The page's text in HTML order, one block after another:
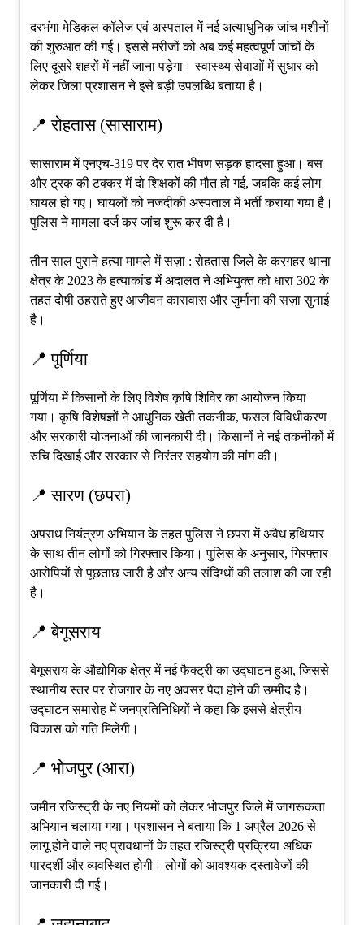
दरभंगा मेडिकल कॉलेज एवं अस्पताल में नई अत्याधुनिक जांच मशीनों
की शुरुआत की गई। इससे मरीजों को अब कई महत्वपूर्ण जांचों के
लिए दूसरे शहरों में नहीं जाना पड़ेगा। स्वास्थ्य सेवाओं में सुधार को
लेकर जिला प्रशासन ने इसे बड़ी उपलब्धि बताया है।
📍 रोहतास (सासाराम)
सासाराम में एनएच-319 पर देर रात भीषण सड़क हादसा हुआ। बस
और ट्रक की टक्कर में दो शिक्षकों की मौत हो गई, जबकि कई लोग
घायल हो गए। घायलों को नजदीकी अस्पताल में भर्ती कराया गया है।
पुलिस ने मामला दर्ज कर जांच शुरू कर दी है।
तीन साल पुराने हत्या मामले में सज़ा : रोहतास जिले के करगहर थाना
क्षेत्र के 2023 के हत्याकांड में अदालत ने अभियुक्त को धारा 302 के
तहत दोषी ठहराते हुए आजीवन कारावास और जुर्माना की सज़ा सुनाई
है।
📍 पूर्णिया
पूर्णिया में किसानों के लिए विशेष कृषि शिविर का आयोजन किया
गया। कृषि विशेषज्ञों ने आधुनिक खेती तकनीक, फसल विविधीकरण
और सरकारी योजनाओं की जानकारी दी। किसानों ने नई तकनीकों में
रुचि दिखाई और सरकार से निरंतर सहयोग की मांग की।
📍 सारण (छपरा)
अपराध नियंत्रण अभियान के तहत पुलिस ने छपरा में अवैध हथियार
के साथ तीन लोगों को गिरफ्तार किया। पुलिस के अनुसार, गिरफ्तार
आरोपियों से पूछताछ जारी है और अन्य संदिग्धों की तलाश की जा रही
है।
📍 बेगूसराय
बेगूसराय के औद्योगिक क्षेत्र में नई फैक्ट्री का उद्घाटन हुआ, जिससे
स्थानीय स्तर पर रोजगार के नए अवसर पैदा होने की उम्मीद है।
उद्घाटन समारोह में जनप्रतिनिधियों ने कहा कि इससे क्षेत्रीय
विकास को गति मिलेगी।
📍 भोजपुर (आरा)
जमीन रजिस्ट्री के नए नियमों को लेकर भोजपुर जिले में जागरूकता
अभियान चलाया गया। प्रशासन ने बताया कि 1 अप्रैल 2026 से
लागू होने वाले नए प्रावधानों के तहत रजिस्ट्री प्रक्रिया अधिक
पारदर्शी और व्यवस्थित होगी। लोगों को आवश्यक दस्तावेजों की
जानकारी दी गई।